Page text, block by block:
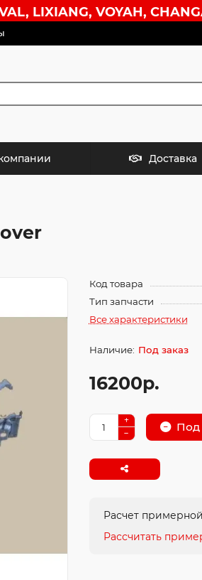
VOYAH,
Доставка
Код товара
Тип запчасти
Все характеристики
Под заказ
16200р.
Под
Расчет
Рассчитать